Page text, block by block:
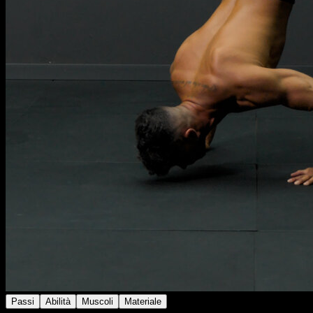
Passi Abilità Muscoli Materiale